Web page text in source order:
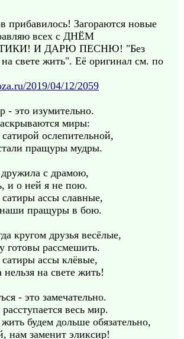
прибавилось! Загораются новые
всех с ДНЁМ
И ДАРЮ ПЕСНЮ! "Без
свете жить". Её оригинал см. по
2019/04/12/2059
- это изумительно.
миры:
ослепительной,
пращуры мудры.
с драмою,
и о ней я не пою.
ассы славные,
наши пращуры в бою.
кругом друзья весёлые,
готовы рассмешить.
ассы клёвые,
на свете жить!
- это замечательно.
весь мир.
будем дольше обязательно,
нам заменит эликсир!